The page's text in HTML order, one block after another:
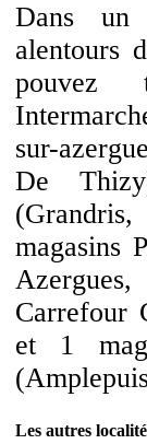
Dans
alentours
pouvez
sur-
De
magasins
Carrefour
et 1
Les autres